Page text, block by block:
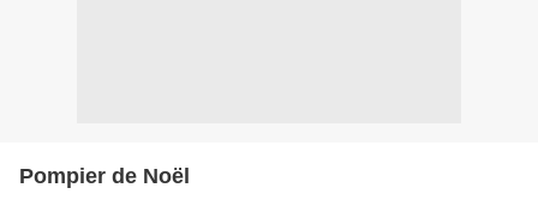
Pompier de Noël